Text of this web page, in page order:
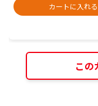
カートに入れる
この